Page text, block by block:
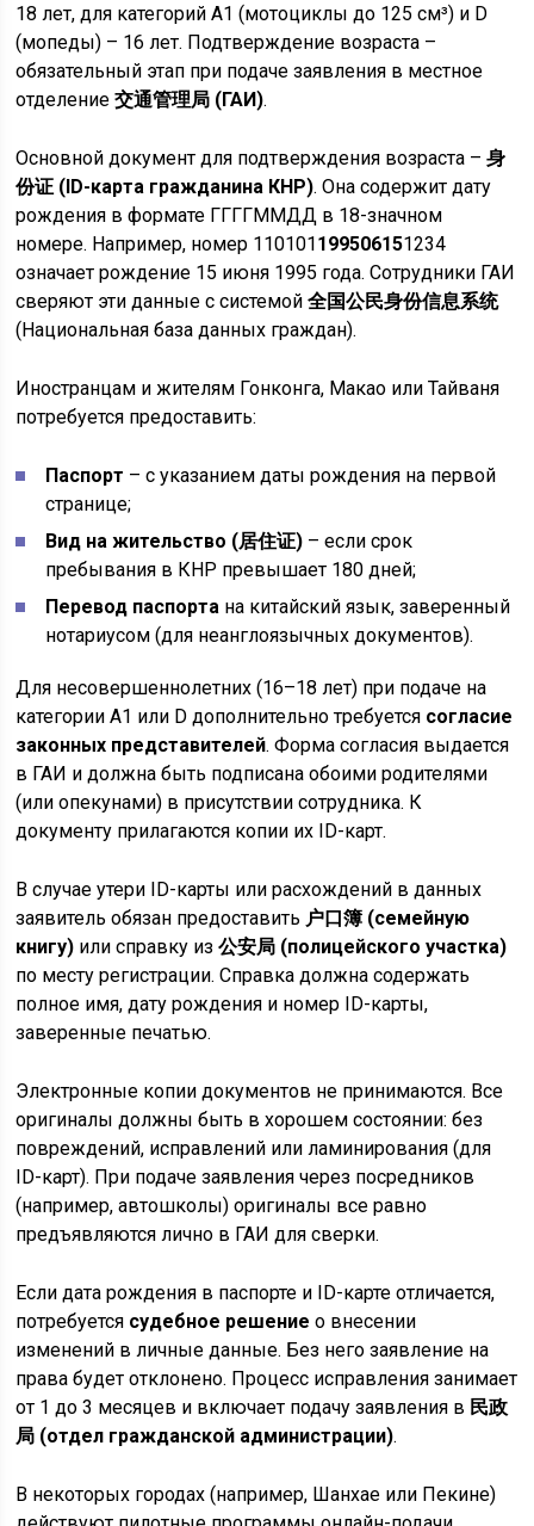
18 лет, для категорий A1 (мотоциклы до 125 см³) и D
(мопеды) – 16 лет. Подтверждение возраста –
обязательный этап при подаче заявления в местное
отделение交通管理局 (ГАИ).
Основной документ для подтверждения возраста –身
份证 (ID-карта гражданина КНР). Она содержит дату
рождения в формате ГГГГММДД в 18-значном
номере. Например, номер 110101199506151234
означает рождение 15 июня 1995 года. Сотрудники ГАИ
сверяют эти данные с системой全国公民身份信息系统
(Национальная база данных граждан).
Иностранцам и жителям Гонконга, Макао или Тайваня
потребуется предоставить:
Паспорт – с указанием даты рождения на первой
странице;
Вид на жительство (居住证) – если срок
пребывания в КНР превышает 180 дней;
Перевод паспорта на китайский язык, заверенный
нотариусом (для неанглоязычных документов).
Для несовершеннолетних (16–18 лет) при подаче на
категории A1 или D дополнительно требуется согласие
законных представителей. Форма согласия выдается
в ГАИ и должна быть подписана обоими родителями
(или опекунами) в присутствии сотрудника. К
документу прилагаются копии их ID-карт.
В случае утери ID-карты или расхождений в данных
заявитель обязан предоставить 户口簿 (семейную
книгу) или справку из公安局 (полицейского участка)
по месту регистрации. Справка должна содержать
полное имя, дату рождения и номер ID-карты,
заверенные печатью.
Электронные копии документов не принимаются. Все
оригиналы должны быть в хорошем состоянии: без
повреждений, исправлений или ламинирования (для
ID-карт). При подаче заявления через посредников
(например, автошколы) оригиналы все равно
предъявляются лично в ГАИ для сверки.
Если дата рождения в паспорте и ID-карте отличается,
потребуется судебное решение о внесении
изменений в личные данные. Без него заявление на
права будет отклонено. Процесс исправления занимает
от 1 до 3 месяцев и включает подачу заявления в 民政
局 (отдел гражданской администрации).
В некоторых городах (например, Шанхае или Пекине)